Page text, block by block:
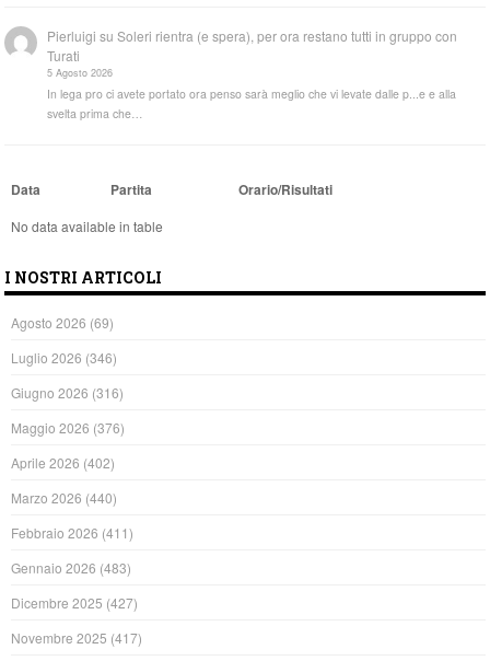
Pierluigi suSoleri rientra (e spera), per ora restano tutti in gruppo con
Turati
5 Agosto 2026
In lega pro ci avete portato ora penso sarà meglio che vi levate dalle p...e e alla
svelta prima che…
Data Partita Orario/Risultati
No data available in table
I NOSTRI ARTICOLI
Agosto 2026 (69)
Luglio 2026 (346)
Giugno 2026 (316)
Maggio 2026 (376)
Aprile 2026 (402)
Marzo 2026 (440)
Febbraio 2026 (411)
Gennaio 2026 (483)
Dicembre 2025 (427)
Novembre 2025 (417)